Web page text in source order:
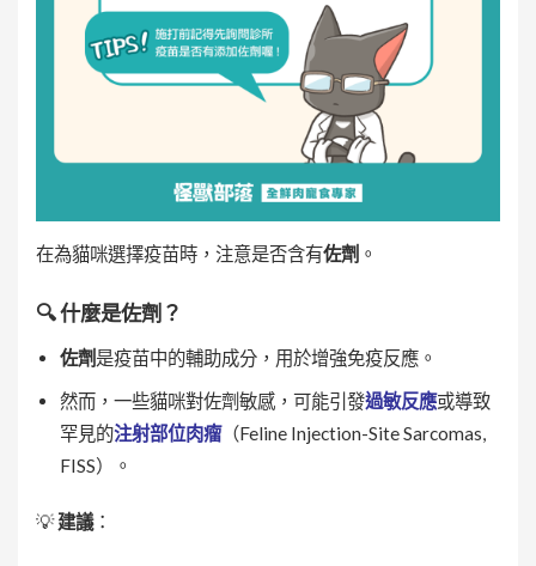
在為貓咪選擇疫苗時，注意是否含有佐劑 。
🔍什麼是佐劑？
佐劑是疫苗中的輔助成分，用於增強免疫反應。
然而，一些貓咪對佐劑敏感，可能引發過敏反應或導致
罕見的注射部位肉瘤（Feline Injection-Site Sarcomas,
FISS）。
💡建議：